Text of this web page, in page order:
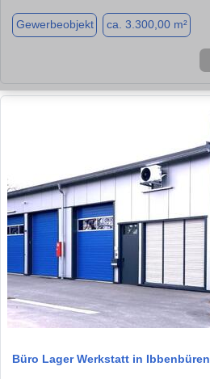
Gewerbeobjekt ca. 3.300,00 m²
Büro Lager Werkstatt in Ibbenbüren